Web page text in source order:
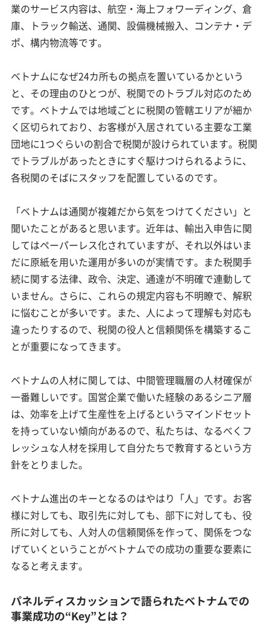
業のサービス内容は、航空・海上フォワーディング、倉
庫、トラック輸送、通関、設備機械搬入、コンテナ・デ
ポ、構内物流等です。
ベトナムになぜ24カ所もの拠点を置いているかという
と、その理由のひとつが、税関でのトラブル対応のため
です。ベトナムでは地域ごとに税関の管轄エリアが細か
く区切られており、お客様が入居されている主要な工業
団地に1つぐらいの割合で税関が設けられています。税関
でトラブルがあったときにすぐ駆けつけられるように、
各税関のそばにスタッフを配置しているのです。
「ベトナムは通関が複雑だから気をつけてください」と
聞いたことがあると思います。近年は、輸出入申告に関
してはペーパーレス化されていますが、それ以外はいま
だに原紙を用いた運用が多いのが実情です。また税関手
続に関する法律、政令、決定、通達が不明確で連動して
いません。さらに、これらの規定内容も不明瞭で、解釈
に悩むことが多いです。また、人によって理解も対応も
違ったりするので、税関の役人と信頼関係を構築するこ
とが重要になってきます。
ベトナムの人材に関しては、中間管理職層の人材確保が
一番難しいです。国営企業で働いた経験のあるシニア層
は、効率を上げて生産性を上げるというマインドセット
を持っていない傾向があるので、私たちは、なるべくフ
レッシュな人材を採用して自分たちで教育するという方
針をとりました。
ベトナム進出のキーとなるのはやはり「人」です。お客
様に対しても、取引先に対しても、部下に対しても、役
所に対しても、人対人の信頼関係を作って、関係をつな
げていくということがベトナムでの成功の重要な要素に
なると考えます。
パネルディスカッションで語られたベトナムでの
事業成功の“Key”とは？